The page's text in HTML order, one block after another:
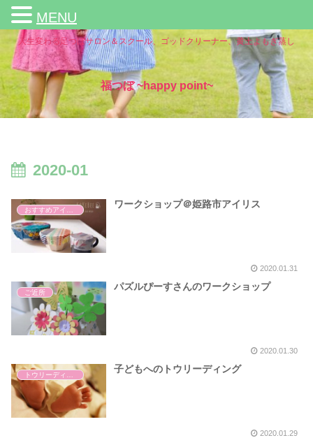
人生変わる足つぼサロン＆スクール、ゴッドクリーナー、黄土よもぎ蒸し
福つぼ ~happy point~
2020-01
おすすめアイテム
ワークショップ＠姫路市アイリス
2020.01.31
ご近所
パズルぴーすさんのワークショップ
2020.01.30
子どもへのトウリーディング
2020.01.29
MENU